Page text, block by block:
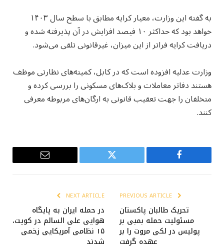
به گفته این وزارت، معیار کرایه مطابق با سطح سال ۱۴۰۳
خواهد بود که حداکثر ۱۰ فیصد افزایش در آن پذیرفته شده و
دریافت کرایه فراتر از این میزان، غیرقانونی تلقی می‌شود.
وزارت عدلیه افزوده است که در کابل، کمیته‌های نظارتی موظف
هستند دفاتر معاملات و بلاک‌های مسکونی را بررسی کرده و
متخلفان را جهت تعقیب قانونی به ارگان‌های مربوطه معرفی
کنند.
Facebook
Twitter
Email
تحریک طالبان پاکستان
مسئولیت حمله بمبی بر
پولیس در لکی مروت را بر
عهده گرفت
NEXT ARTICLE
در حمله ایران به پایگاه
هوایی علی السالم در کویت،
۱۵ نظامی آمریکایی زخمی
شدند